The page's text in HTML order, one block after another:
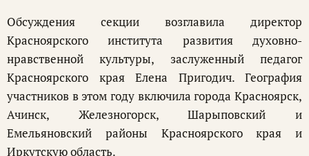
Обсуждения секции возглавила директор
Красноярского института развития духовно-
нравственной культуры, заслуженный педагог
Красноярского края Елена Пригодич. География
участников в этом году включила города Красноярск,
Ачинск, Железногорск, Шарыповский и
Емельяновский районы Красноярского края и
Иркутскую область.